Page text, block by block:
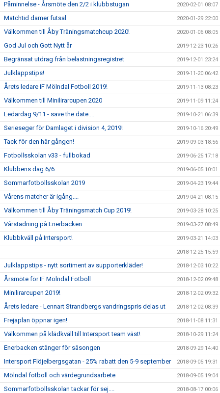
Påminnelse - Årsmöte den 2/2 i klubbstugan 2020-02-01 08:07
Matchtid damer futsal 2020-01-29 22:00
Välkommen till Åby Träningsmatchcup 2020! 2020-01-06 08:05
God Jul och Gott Nytt år 2019-12-23 10:26
Begränsat utdrag från belastningsregistret 2019-12-01 23:24
Julklappstips! 2019-11-20 06:42
Årets ledare IF Mölndal Fotboll 2019! 2019-11-13 08:23
Välkommen till Minilirarcupen 2020 2019-11-09 11:24
Ledardag 9/11 - save the date.... 2019-10-21 06:39
Serieseger för Damlaget i division 4, 2019! 2019-10-16 20:49
Tack för den här gången! 2019-09-03 18:56
Fotbollsskolan v33 - fullbokad 2019-06-25 17:18
Klubbens dag 6/6 2019-06-05 10:01
Sommarfotbollsskolan 2019 2019-04-23 19:44
Vårens matcher är igång.... 2019-04-21 08:15
Välkommen till Åby Träningsmatch Cup 2019! 2019-03-28 10:25
Vårstädning på Enerbacken 2019-03-27 08:49
Klubbkväll på Intersport! 2019-03-21 14:03
2018-12-25 15:59
Julklappstips - nytt sortiment av supporterkläder! 2018-12-03 10:22
Årsmöte för IF Mölndal Fotboll 2018-12-02 09:48
Minilirarcupen 2019! 2018-12-02 09:32
Årets ledare - Lennart Strandbergs vandringspris delas ut 2018-12-02 08:39
Frejaplan öppnar igen! 2018-11-08 11:31
Välkommen på klädkväll till Intersport team väst! 2018-10-29 11:24
Enerbacken stänger för säsongen 2018-09-29 14:40
Intersport Flöjelbergsgatan - 25% rabatt den 5-9 september 2018-09-05 19:31
Mölndal fotboll och värdegrundsarbete 2018-09-05 19:04
Sommarfotbollsskolan tackar för sej.... 2018-08-17 00:06